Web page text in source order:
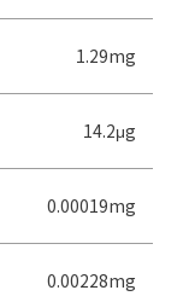
1.29mg
14.2μg
0.00019mg
0.00228mg